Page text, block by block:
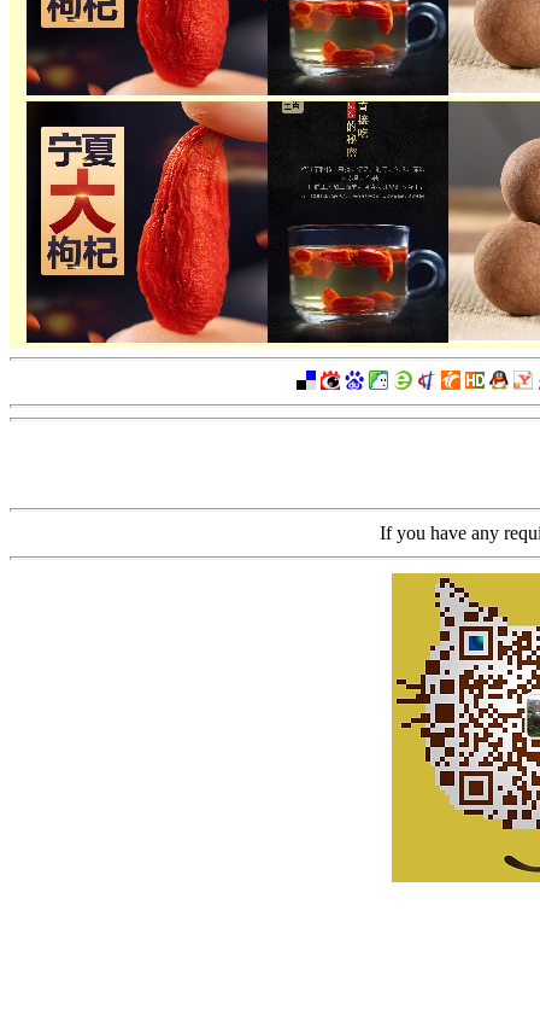
If you have any